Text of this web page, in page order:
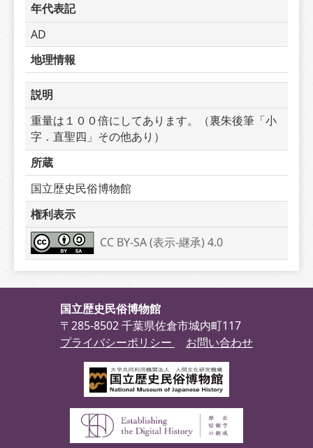
年代表記
AD
地理情報
説明
重量は１００倍にしてあります。（裏朱後筆「小
字．直聖四」その他あり）
所蔵
国立歴史民俗博物館
権利表示
CC BY-SA (表示-継承) 4.0
国立歴史民俗博物館
〒285-8502 千葉県佐倉市城内町117
プライバシーポリシー
お問い合わせ